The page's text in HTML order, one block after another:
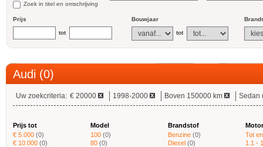
Zoek in titel en omschrijving
Prijs
tot
Bouwjaar
tot
Audi (0)
Uw zoekcriteria: € 20000 1998-2000 Boven 150000 km Sedan
Prijs tot
€ 5.000 (0)
€ 10.000 (0)
Model
100 (0)
80 (0)
Brandstof
Benzine (0)
Diesel (0)
Tot
1.1 -